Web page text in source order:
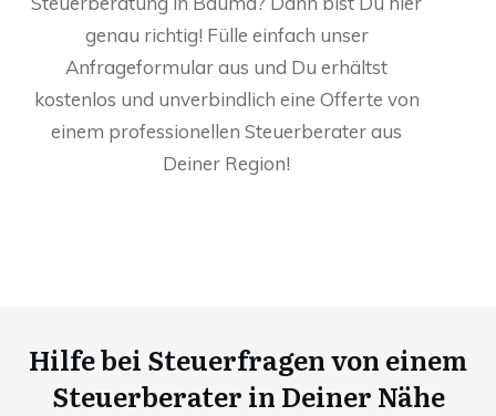
genau richtig! Fülle einfach unser
Anfrageformular aus und Du erhältst
kostenlos und unverbindlich eine Offerte von
einem professionellen Steuerberater aus
Deiner Region!
Hilfe bei Steuerfragen von einem
Steuerberater in Deiner Nähe